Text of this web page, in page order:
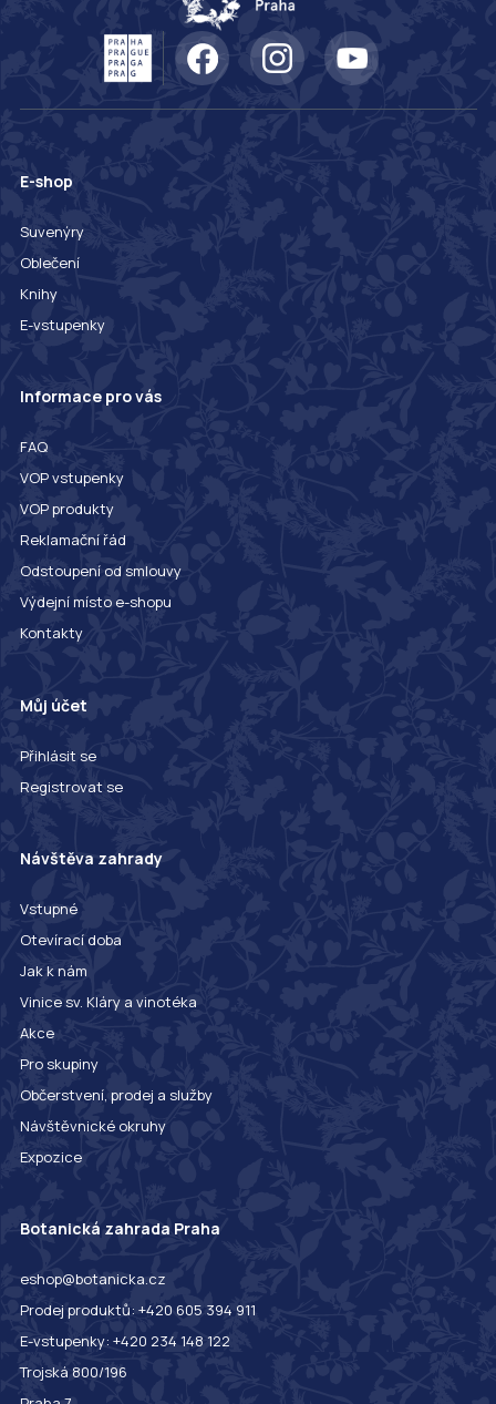
E-shop
Suvenýry
Oblečení
Knihy
E-vstupenky
Informace pro vás
FAQ
VOP vstupenky
VOP produkty
Reklamační řád
Odstoupení od smlouvy
Výdejní místo e-shopu
Kontakty
Můj účet
Přihlásit se
Registrovat se
Návštěva zahrady
Vstupné
Otevírací doba
Jak k nám
Vinice sv. Kláry a vinotéka
Akce
Pro skupiny
Občerstvení, prodej a služby
Návštěvnické okruhy
Expozice
Botanická zahrada Praha
eshop@botanicka.cz
Prodej produktů: +420 605 394 911
E-vstupenky: +420 234 148 122
Trojská 800/196